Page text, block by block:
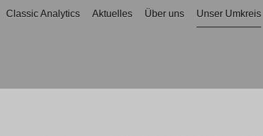
Classic Analytics Aktuelles Über uns Unser Umkreis